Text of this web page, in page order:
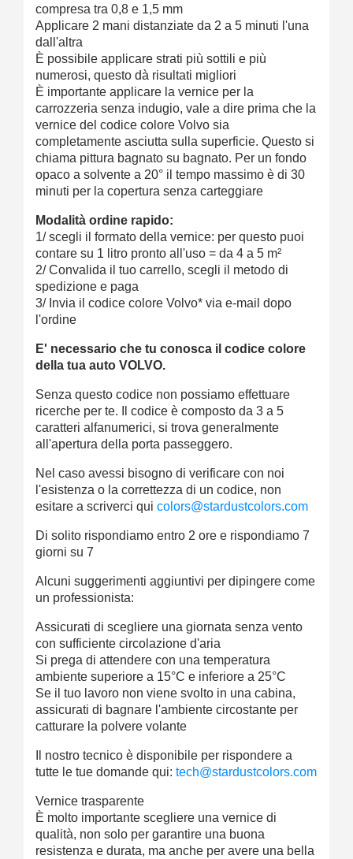
compresa tra 0,8 e 1,5 mm
Applicare 2 mani distanziate da 2 a 5 minuti l'una
dall'altra
È possibile applicare strati più sottili e più
numerosi, questo dà risultati migliori
È importante applicare la vernice per la
carrozzeria senza indugio, vale a dire prima che la
vernice del codice colore Volvo sia
completamente asciutta sulla superficie. Questo si
chiama pittura bagnato su bagnato. Per un fondo
opaco a solvente a 20° il tempo massimo è di 30
minuti per la copertura senza carteggiare
Modalità ordine rapido:
1/ scegli il formato della vernice: per questo puoi
contare su 1 litro pronto all'uso = da 4 a 5 m²
2/ Convalida il tuo carrello, scegli il metodo di
spedizione e paga
3/ Invia il codice colore Volvo* via e-mail dopo
l'ordine
E' necessario che tu conosca il codice colore
della tua auto VOLVO.
Senza questo codice non possiamo effettuare
ricerche per te. Il codice è composto da 3 a 5
caratteri alfanumerici, si trova generalmente
all'apertura della porta passeggero.
Nel caso avessi bisogno di verificare con noi
l'esistenza o la correttezza di un codice, non
esitare a scriverci qui colors@stardustcolors.com
Di solito rispondiamo entro 2 ore e rispondiamo 7
giorni su 7
Alcuni suggerimenti aggiuntivi per dipingere come
un professionista:
Assicurati di scegliere una giornata senza vento
con sufficiente circolazione d'aria
Si prega di attendere con una temperatura
ambiente superiore a 15°C e inferiore a 25°C
Se il tuo lavoro non viene svolto in una cabina,
assicurati di bagnare l'ambiente circostante per
catturare la polvere volante
Il nostro tecnico è disponibile per rispondere a
tutte le tue domande qui: tech@stardustcolors.com
Vernice trasparente
È molto importante scegliere una vernice di
qualità, non solo per garantire una buona
resistenza e durata, ma anche per avere una bella